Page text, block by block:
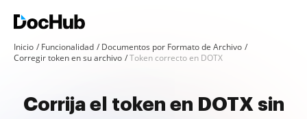
Inicio Funcionalidad
Documentos por Formato de Archivo
Corregir token en su archivo
Token correcto en DOTX
Corrija el token en DOTX sin